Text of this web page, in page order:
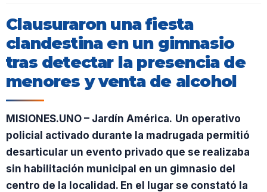
Clausuraron una fiesta
clandestina en un gimnasio
tras detectar la presencia de
menores y venta de alcohol
MISIONES.UNO – Jardín América. Un operativo
policial activado durante la madrugada permitió
desarticular un evento privado que se realizaba
sin habilitación municipal en un gimnasio del
centro de la localidad. En el lugar se constató la